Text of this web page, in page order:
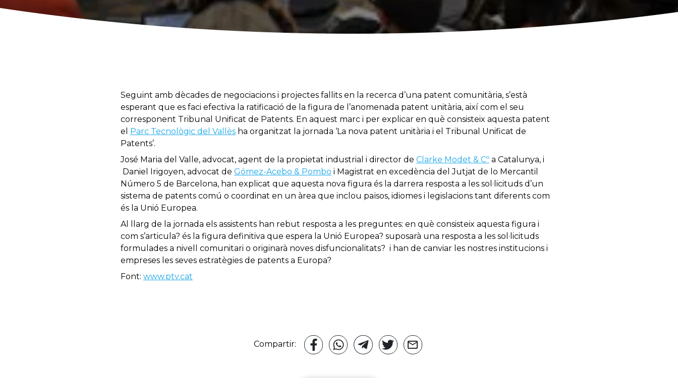
Seguint amb dècades de negociacions i projectes fallits en la recerca d’una patent comunitària, s’està
esperant que es faci efectiva la ratificació de la figura de l’anomenada patent unitària, així com el seu
corresponent Tribunal Unificat de Patents. En aquest marc i per explicar en què consisteix aquesta patent
el Parc Tecnològic del Vallès ha organitzat la jornada ‘La nova patent unitària i el Tribunal Unificat de
Patents’.
José Maria del Valle, advocat, agent de la propietat industrial i director de Clarke Modet & Cº a Catalunya, i
Daniel Irigoyen, advocat de Gómez-Acebo & Pombo i Magistrat en excedència del Jutjat de lo Mercantil
Número 5 de Barcelona, han explicat que aquesta nova figura és la darrera resposta a les sol·licituds d’un
sistema de patents comú o coordinat en un àrea que inclou països, idiomes i legislacions tant diferents com
és la Unió Europea.
Al llarg de la jornada els assistents han rebut resposta a les preguntes: en què consisteix aquesta figura i
com s’articula? és la figura definitiva que espera la Unió Europea? suposarà una resposta a les sol·licituds
formulades a nivell comunitari o originarà noves disfuncionalitats? i han de canviar les nostres institucions i
empreses les seves estratègies de patents a Europa?
Font: www.ptv.cat
Compartir: